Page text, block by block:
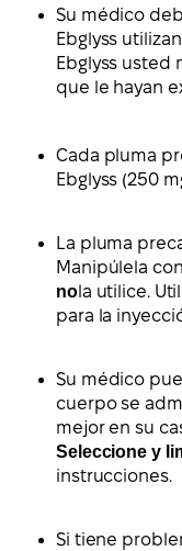
Su médico
Ebglyss
Ebglyss usted
que le hayan
Cada pluma
Ebglyss (250
La pluma
Manipúlela
nola utilice.
para la
Su médico
cuerpo se
mejor en su
Seleccione y
instrucciones.
Si tiene